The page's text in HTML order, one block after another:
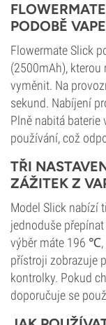
PODOBĚ
Flowermate Slick
(2500mAh), kterou
vyměnit. Na
sekund. Nabíjení
Plně nabitá
používání, což
TŘI
ZÁŽITEK Z
Model Slick nabízí
jednoduše
výběr máte 196
přístroji zobrazuje
kontrolky. Pokud
doporučuje se